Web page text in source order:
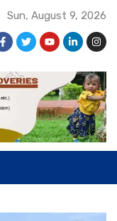
Sun, August 9, 2026